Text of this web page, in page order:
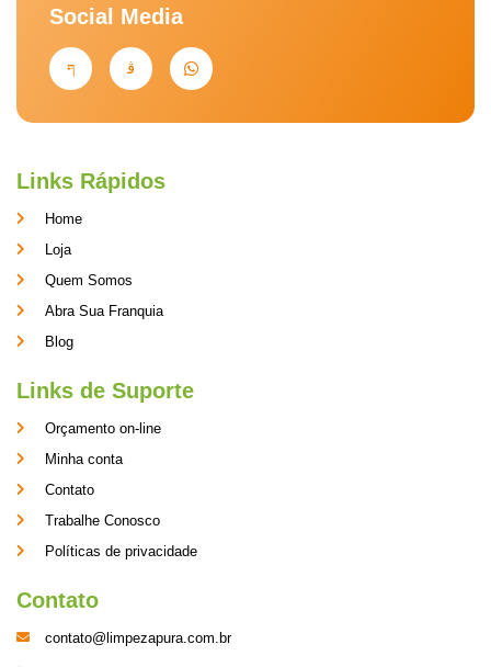
Social Media
Links Rápidos
Home
Loja
Quem Somos
Abra Sua Franquia
Blog
Links de Suporte
Orçamento on-line
Minha conta
Contato
Trabalhe Conosco
Políticas de privacidade
Contato
contato@limpezapura.com.br